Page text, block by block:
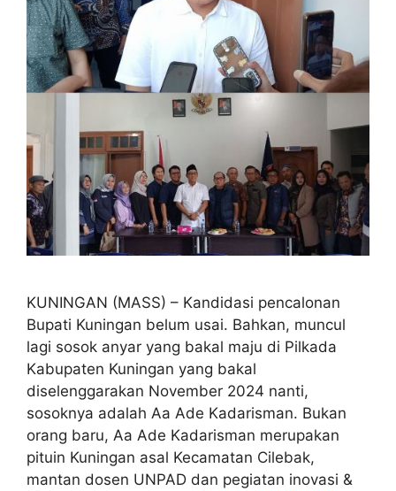
KUNINGAN (MASS) – Kandidasi pencalonan
Bupati Kuningan belum usai. Bahkan, muncul
lagi sosok anyar yang bakal maju di Pilkada
Kabupaten Kuningan yang bakal
diselenggarakan November 2024 nanti,
sosoknya adalah Aa Ade Kadarisman. Bukan
orang baru, Aa Ade Kadarisman merupakan
pituin Kuningan asal Kecamatan Cilebak,
mantan dosen UNPAD dan pegiatan inovasi &